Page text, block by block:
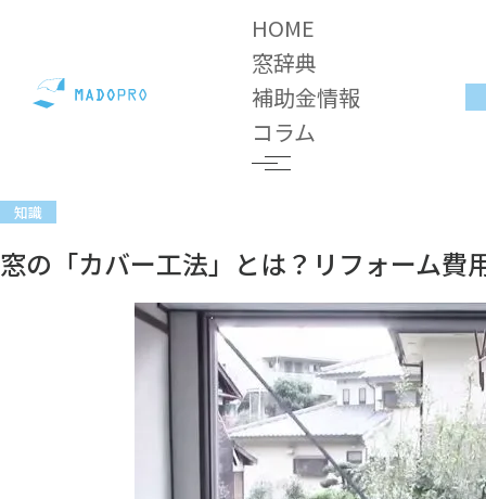
HOME
窓辞典
補助金情報
コラム
コラム
知識
窓の「カバー工法」とは？リフォーム費用やメリッ
知識
窓の「カバー工法」とは？リフォーム費